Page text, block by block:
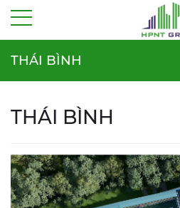
THÁI BÌNH
THÁI BÌNH